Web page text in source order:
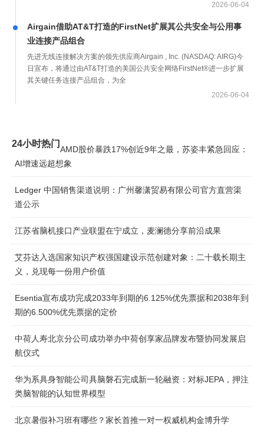
2026-06-04
Airgain借助AT&T打造的FirstNet扩展其公共安全与公用事
业连接产品组合
先进无线连接解决方案的领先供应商Airgain , Inc. (NASDAQ: AIRG)今
日宣布，将通过由AT&T打造的美国公共安全网络FirstNet®进一步扩展
其关键任务连接产品组合，为全
2026-06-04
24小时热门
AMD股价暴跌17%创近9年之最，苏姿丰紧急回应：
AI增速远超想象
Ledger 中国销售渠道说明：广州馨潇贸易有限公司官方直营渠
道公示
江苏省脑机接口产业联盟在宁成立，麦澜德分享前沿成果
艾芬达入选国家知识产权强国建设示范创建对象：二十载长期主
义，兑现每一份用户价值
Esentia宣布成功完成2033年到期的6.125%优先票据和2038年到
期的6.500%优先票据的定价
中荷人寿北京分公司成功举办中荷创享家品牌发布暨协同发展启
航仪式
华为系具身智能公司具脑磐石完成新一轮融资：对标JEPA，押注
类脑智能的认知世界模型
北京暑假补习班有哪些？家长首推一对一权威机构金博升学